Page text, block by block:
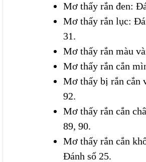
Mơ thấy rắn đen:
Mơ thấy rắn lục:
31.
Mơ thấy rắn màu
Mơ thấy rắn cắn
Mơ thấy bị rắn cắn
92.
Mơ thấy rắn cắn
89, 90.
Mơ thấy rắn cắn
Đánh số 25.